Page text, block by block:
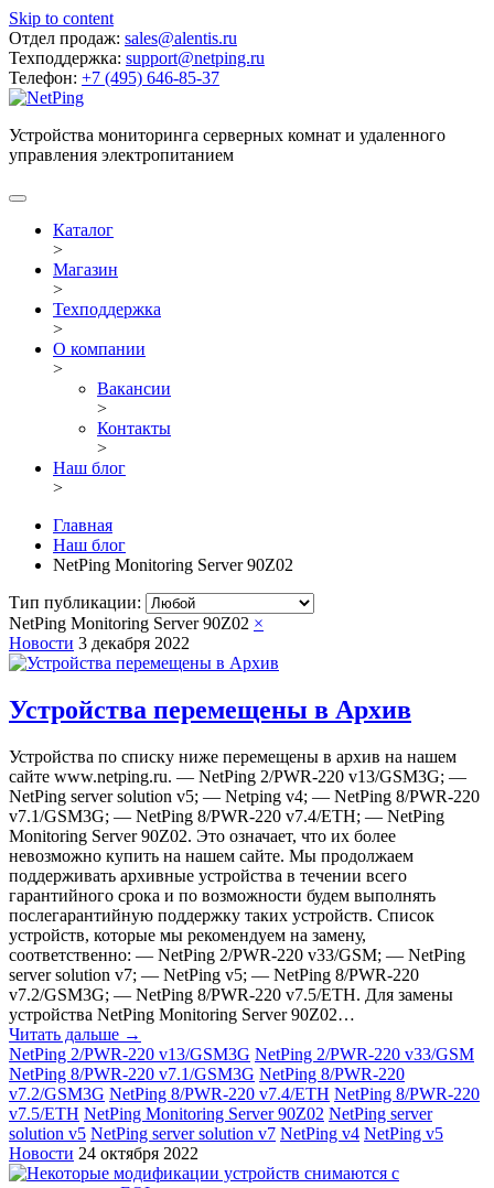
Skip to content
Отдел продаж: sales@alentis.ru
Техподдержка: support@netping.ru
Телефон: +7 (495) 646-85-37
Устройства мониторинга серверных комнат и удаленного
управления электропитанием
Каталог
>
Магазин
>
Техподдержка
>
О компании
>
Вакансии
>
Контакты
>
Наш блог
>
Главная
Наш блог
NetPing Monitoring Server 90Z02
Тип публикации:
NetPing Monitoring Server 90Z02 ×
Новости 3 декабря 2022
Устройства перемещены в Архив
Устройства по списку ниже перемещены в архив на нашем
сайте www.netping.ru. — NetPing 2/PWR-220 v13/GSM3G; —
NetPing server solution v5; — Netping v4; — NetPing 8/PWR-220
v7.1/GSM3G; — NetPing 8/PWR-220 v7.4/ETH; — NetPing
Monitoring Server 90Z02. Это означает, что их более
невозможно купить на нашем сайте. Мы продолжаем
поддерживать архивные устройства в течении всего
гарантийного срока и по возможности будем выполнять
послегарантийную поддержку таких устройств. Список
устройств, которые мы рекомендуем на замену,
соответственно: — NetPing 2/PWR-220 v33/GSM; — NetPing
server solution v7; — NetPing v5; — NetPing 8/PWR-220
v7.2/GSM3G; — NetPing 8/PWR-220 v7.5/ETH. Для замены
устройства NetPing Monitoring Server 90Z02…
Читать дальше →
NetPing 2/PWR-220 v13/GSM3G NetPing 2/PWR-220 v33/GSM
NetPing 8/PWR-220 v7.1/GSM3G NetPing 8/PWR-220
v7.2/GSM3G NetPing 8/PWR-220 v7.4/ETH NetPing 8/PWR-220
v7.5/ETH NetPing Monitoring Server 90Z02 NetPing server
solution v5 NetPing server solution v7 NetPing v4 NetPing v5
Новости 24 октября 2022